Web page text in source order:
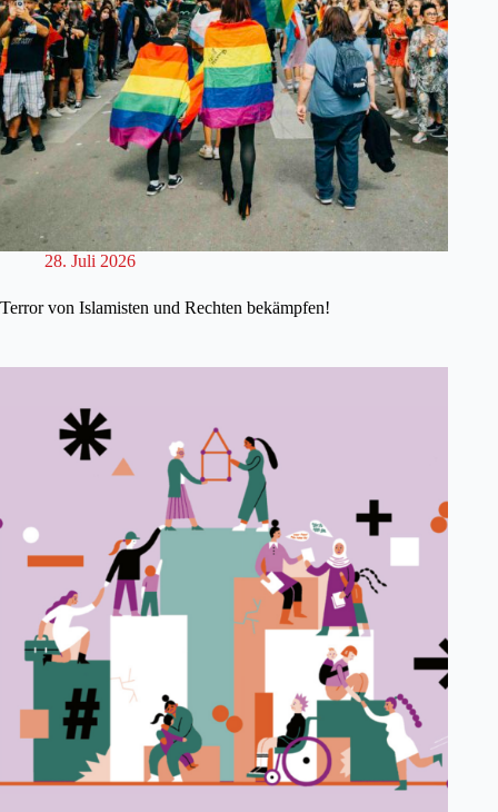
28. Juli 2026
Terror von Islamisten und Rechten bekämpfen!